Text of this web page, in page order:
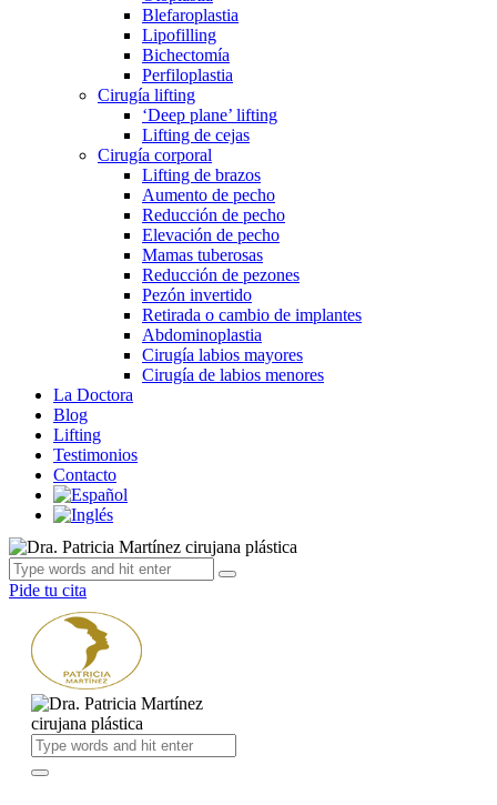
Blefaroplastia
Lipofilling
Bichectomía
Perfiloplastia
Cirugía lifting
‘Deep plane’ lifting
Lifting de cejas
Cirugía corporal
Lifting de brazos
Aumento de pecho
Reducción de pecho
Elevación de pecho
Mamas tuberosas
Reducción de pezones
Pezón invertido
Retirada o cambio de implantes
Abdominoplastia
Cirugía labios mayores
Cirugía de labios menores
La Doctora
Blog
Lifting
Testimonios
Contacto
Pide tu cita